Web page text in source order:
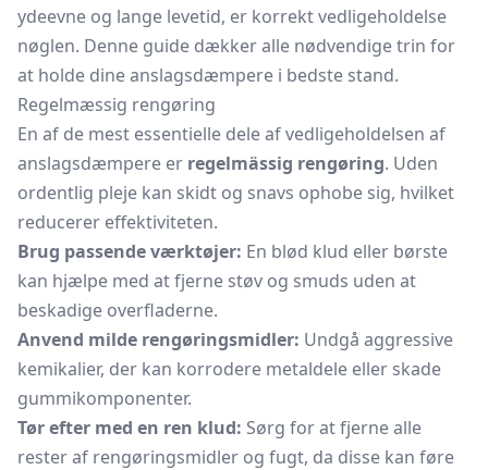
ydeevne og lange levetid, er korrekt vedligeholdelse
nøglen. Denne guide dækker alle nødvendige trin for
at holde dine anslagsdæmpere i bedste stand.
Regelmæssig rengøring
En af de mest essentielle dele af vedligeholdelsen af
anslagsdæmpere er regelmässig rengøring. Uden
ordentlig pleje kan skidt og snavs ophobe sig, hvilket
reducerer effektiviteten.
Brug passende værktøjer: En blød klud eller børste
kan hjælpe med at fjerne støv og smuds uden at
beskadige overfladerne.
Anvend milde rengøringsmidler: Undgå aggressive
kemikalier, der kan korrodere metaldele eller skade
gummikomponenter.
Tør efter med en ren klud: Sørg for at fjerne alle
rester af rengøringsmidler og fugt, da disse kan føre